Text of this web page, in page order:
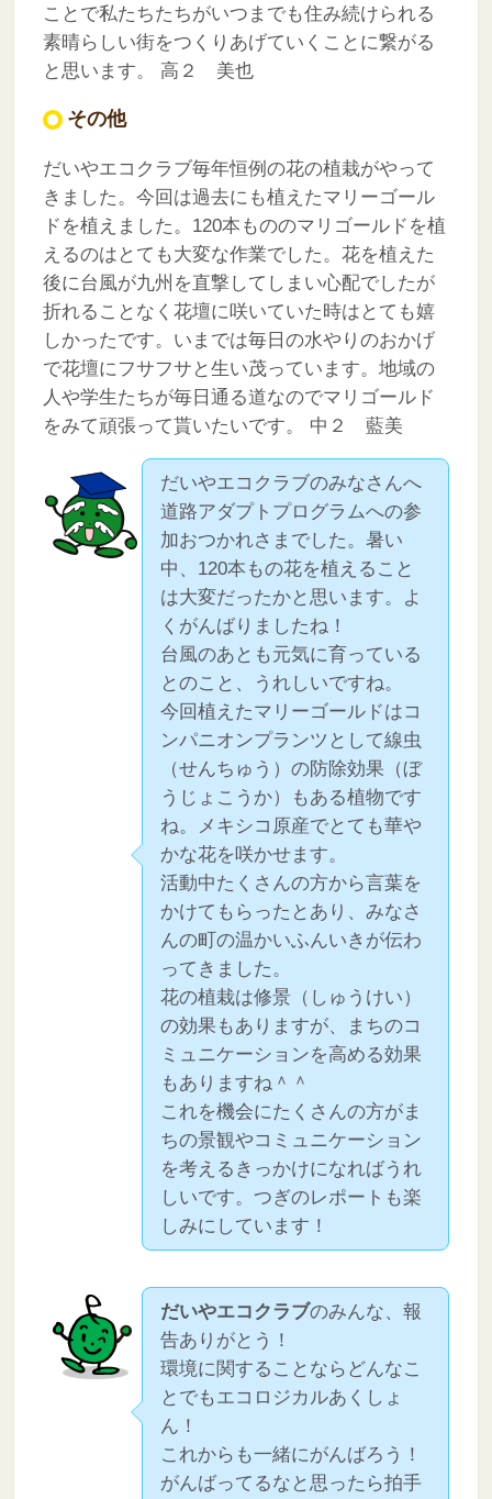
ことで私たちたちがいつまでも住み続けられる
素晴らしい街をつくりあげていくことに繋がる
と思います。
高２ 美也
その他
だいやエコクラブ毎年恒例の花の植栽がやって
きました。今回は過去にも植えたマリーゴール
ドを植えました。120本もののマリゴールドを植
えるのはとても大変な作業でした。花を植えた
後に台風が九州を直撃してしまい心配でしたが
折れることなく花壇に咲いていた時はとても嬉
しかったです。いまでは毎日の水やりのおかげ
で花壇にフサフサと生い茂っています。地域の
人や学生たちが毎日通る道なのでマリゴールド
をみて頑張って貰いたいです。
中２ 藍美
だいやエコクラブのみなさんへ
道路アダプトプログラムへの参
加おつかれさまでした。暑い
中、120本もの花を植えること
は大変だったかと思います。よ
くがんばりましたね！
台風のあとも元気に育っている
とのこと、うれしいですね。
今回植えたマリーゴールドはコ
ンパニオンプランツとして線虫
（せんちゅう）の防除効果（ぼ
うじょこうか）もある植物です
ね。メキシコ原産でとても華や
かな花を咲かせます。
活動中たくさんの方から言葉を
かけてもらったとあり、みなさ
んの町の温かいふんいきが伝わ
ってきました。
花の植栽は修景（しゅうけい）
の効果もありますが、まちのコ
ミュニケーションを高める効果
もありますね＾＾
これを機会にたくさんの方がま
ちの景観やコミュニケーション
を考えるきっかけになればうれ
しいです。つぎのレポートも楽
しみにしています！
だいやエコクラブのみんな、報
告ありがとう！
環境に関することならどんなこ
とでもエコロジカルあくしょ
ん！
これからも一緒にがんばろう！
がんばってるなと思ったら拍手